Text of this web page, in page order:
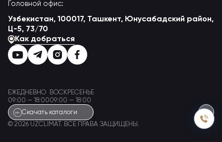
Головной офис:
Узбекистан, 100017, Ташкент, Юнусабадский район,
Ц-5, 73/70
Как добраться
ЕЖЕДНЕВНО
09:00 — 18:00
ВОСКРЕСЕНЬЕ
09:00 — 18:00
Скачать каталоги
© 2026 UZCLIMAT. ВСЕ ПРАВА ЗАЩИЩЕНЫ.